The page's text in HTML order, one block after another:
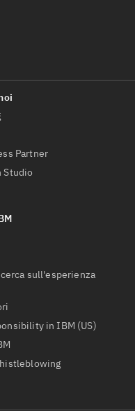
Partner
Studio
sull'esperienza
in IBM (US)